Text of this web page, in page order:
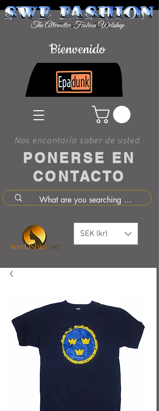
PONERSE EN
CONTACTO
Nos encantaría saber de usted
Bienvenido
SEK (kr)